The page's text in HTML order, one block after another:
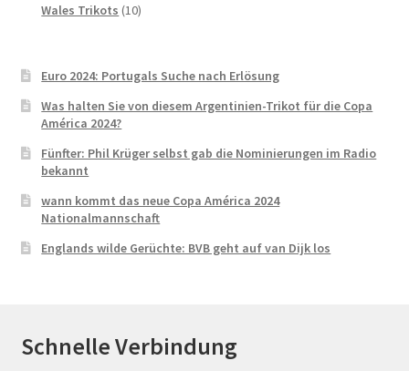
Produkte
Wales Trikots 1010
Euro 2024: Portugals Suche nach Erlösung
Was halten Sie von diesem Argentinien-Trikot für die Copa
América 2024?
Fünfter: Phil Krüger selbst gab die Nominierungen im Radio
bekannt
wann kommt das neue Copa América 2024
Nationalmannschaft
Englands wilde Gerüchte: BVB geht auf van Dijk los
Schnelle Verbindung